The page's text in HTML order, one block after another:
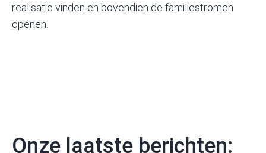
realisatie vinden en bovendien de familie­stromen
openen.
Onze laatste berichten: